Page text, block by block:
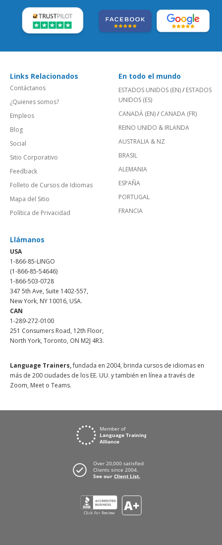
Links Relacionados
Contáctanos
¿Quienes somos?
Empleos
Blog
Social
Sitio Corporativo
Feedback
Folleto de Cursos de Idiomas
Mapa del Sitio
Política de Privacidad
En todo el mundo
ESTADOS UNIDOS (EN)/ ESTADOS
UNIDOS (ES)
CANADÁ (EN)/ CANADA (FR)
REINO UNIDO & IRLANDA
AUSTRALIA & NZ
BRASIL
ALEMANIA
ESPAÑA
PORTUGAL
FRANCIA
Llámanos
USA
1-866-85-LINGO
(1-866-85-54646)
1-866-503-0728
347 5th Ave, Suite 1402-557,
New York, NY 10016, USA.
CAN
1-289-272-0100
251 Consumers Road, 12th Floor,
North York, Toronto, ON M2J 4R3.
Language Trainers,fundada en 2004, brinda cursos de idiomas en
más de 200 ciudades de los EE. UU. y también en línea a través de
Zoom, Meet o Teams.